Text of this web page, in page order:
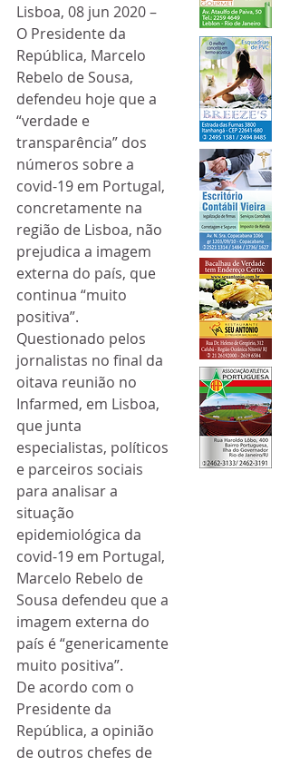
Lisboa, 08 jun 2020 –
O Presidente da
República, Marcelo
Rebelo de Sousa,
defendeu hoje que a
“verdade e
transparência” dos
números sobre a
covid-19 em Portugal,
concretamente na
região de Lisboa, não
prejudica a imagem
externa do país, que
continua “muito
positiva”.
Questionado pelos
jornalistas no final da
oitava reunião no
Infarmed, em Lisboa,
que junta
especialistas, políticos
e parceiros sociais
para analisar a
situação
epidemiológica da
covid-19 em Portugal,
Marcelo Rebelo de
Sousa defendeu que a
imagem externa do
país é “genericamente
muito positiva”.
De acordo com o
Presidente da
República, a opinião
de outros chefes de